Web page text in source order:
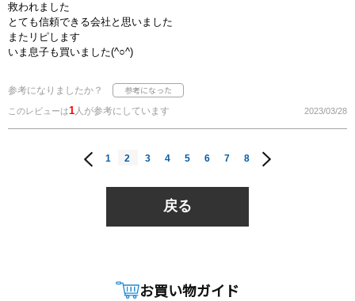
救われました
とても信頼できる会社と思いました
またリピします
いま息子も買いました(^○^)
参考になりましたか？
このレビューは1人が参考にしています 2023/03/28
1 2 3 4 5 6 7 8
戻る
お買い物ガイド